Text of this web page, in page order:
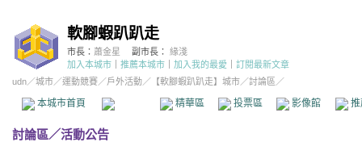
軟腳蝦趴趴走
市長： 蕭金星 副市長： 緣淺
加入本城市
推薦本城市 加入我的最愛
訂閱最新文章
udn／城市／運動競賽／戶外活動／ 【軟腳蝦趴趴走】城市／討論區／
本城市首頁 精華區 投票區 影像館
討論區／活動公告